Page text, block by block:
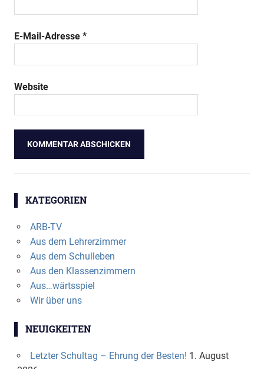
E-Mail-Adresse *
Website
KATEGORIEN
ARB-TV
Aus dem Lehrerzimmer
Aus dem Schulleben
Aus den Klassenzimmern
Aus…wärtsspiel
Wir über uns
NEUIGKEITEN
Letzter Schultag – Ehrung der Besten! 1. August